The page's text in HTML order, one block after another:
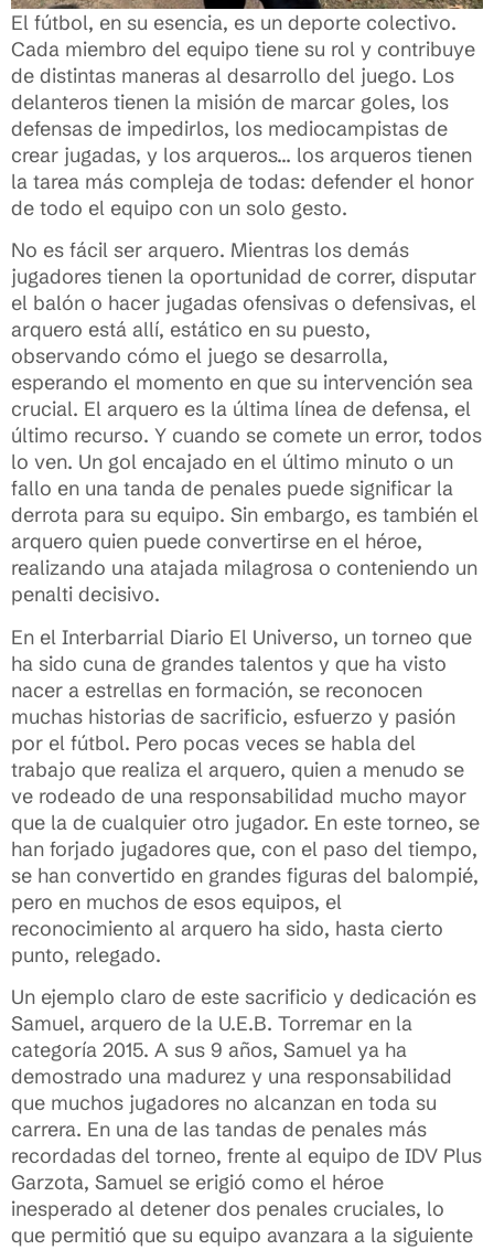
El fútbol, en su esencia, es un deporte colectivo.
Cada miembro del equipo tiene su rol y contribuye
de distintas maneras al desarrollo del juego. Los
delanteros tienen la misión de marcar goles, los
defensas de impedirlos, los mediocampistas de
crear jugadas, y los arqueros… los arqueros tienen
la tarea más compleja de todas: defender el honor
de todo el equipo con un solo gesto.
No es fácil ser arquero. Mientras los demás
jugadores tienen la oportunidad de correr, disputar
el balón o hacer jugadas ofensivas o defensivas, el
arquero está allí, estático en su puesto,
observando cómo el juego se desarrolla,
esperando el momento en que su intervención sea
crucial. El arquero es la última línea de defensa, el
último recurso. Y cuando se comete un error, todos
lo ven. Un gol encajado en el último minuto o un
fallo en una tanda de penales puede significar la
derrota para su equipo. Sin embargo, es también el
arquero quien puede convertirse en el héroe,
realizando una atajada milagrosa o conteniendo un
penalti decisivo.
En el Interbarrial Diario El Universo, un torneo que
ha sido cuna de grandes talentos y que ha visto
nacer a estrellas en formación, se reconocen
muchas historias de sacrificio, esfuerzo y pasión
por el fútbol. Pero pocas veces se habla del
trabajo que realiza el arquero, quien a menudo se
ve rodeado de una responsabilidad mucho mayor
que la de cualquier otro jugador. En este torneo, se
han forjado jugadores que, con el paso del tiempo,
se han convertido en grandes figuras del balompié,
pero en muchos de esos equipos, el
reconocimiento al arquero ha sido, hasta cierto
punto, relegado.
Un ejemplo claro de este sacrificio y dedicación es
Samuel, arquero de la U.E.B. Torremar en la
categoría 2015. A sus 9 años, Samuel ya ha
demostrado una madurez y una responsabilidad
que muchos jugadores no alcanzan en toda su
carrera. En una de las tandas de penales más
recordadas del torneo, frente al equipo de IDV Plus
Garzota, Samuel se erigió como el héroe
inesperado al detener dos penales cruciales, lo
que permitió que su equipo avanzara a la siguiente